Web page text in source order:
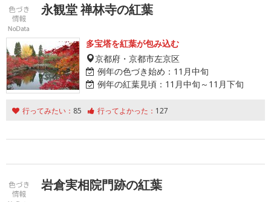
永観堂 禅林寺の紅葉
多宝塔を紅葉が包み込む
京都府・京都市左京区
例年の色づき始め： 11月中旬
例年の紅葉見頃： 11月中旬～11月下旬
行ってみたい： 85 行ってよかった： 127
岩倉実相院門跡の紅葉